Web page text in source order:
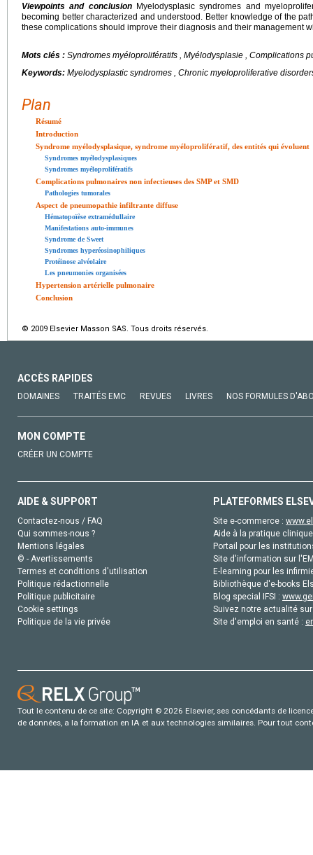
Viewpoints and conclusionMyelodysplasic syndromes and
becoming better characterized and understood. Better knowledge of the
these complications should improve their diagnosis and their management
Mots clés : Syndromes myéloprolifératifs , Myélodysplasie , Complications
Keywords: Myelodysplastic syndromes , Chronic myeloproliferative
Plan
Résumé
Introduction
Syndrome myélodysplasique, syndrome myéloprolifératif, des entités qui évoluent
Syndromes myélodysplasiques
Syndromes myéloprolifératifs
Complications pulmonaires non infectieuses des SMP et SMD
Pathologies tumorales
Aspect de pneumopathie infiltrante diffuse
Hématopoïèse extramédullaire
Manifestations auto-immunes
Syndrome de Sweet
Syndromes hyperéosinophiliques
Protéinose alvéolaire
Les pneumonies organisées
Hypertension artérielle pulmonaire
Conclusion
© 2009 Elsevier Masson SAS. Tous droits réservés.
ACCÈS RAPIDES
DOMAINES TRAITÉS EMC REVUES LIVRES NOS FORMULES
MON COMPTE
CRÉER UN COMPTE
AIDE & SUPPORT
Contactez-nous / FAQ
Qui sommes-nous ?
Mentions légales
© - Avertissements
Termes et conditions d'utilisation
Politique rédactionnelle
Politique publicitaire
Cookie settings
Politique de la vie privée
PLATEFORMES
Site e-commerce :
Aide à la pratique
Portail pour les
Site d'information sur
E-learning pour les
Bibliothèque d'e-books
Blog special IFSI :
Suivez notre actualité
Site d'emploi en santé :
Tout le contenu de ce site: Copyright © 2026 Elsevier, ses concédants de
de données, a la formation en IA et aux technologies similaires. Pour tout